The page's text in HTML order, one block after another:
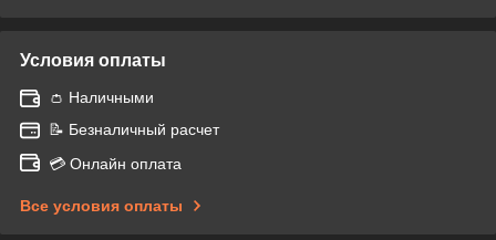
Условия оплаты
👛 Наличными
📝 Безналичный расчет
💳 Онлайн оплата
Все условия оплаты